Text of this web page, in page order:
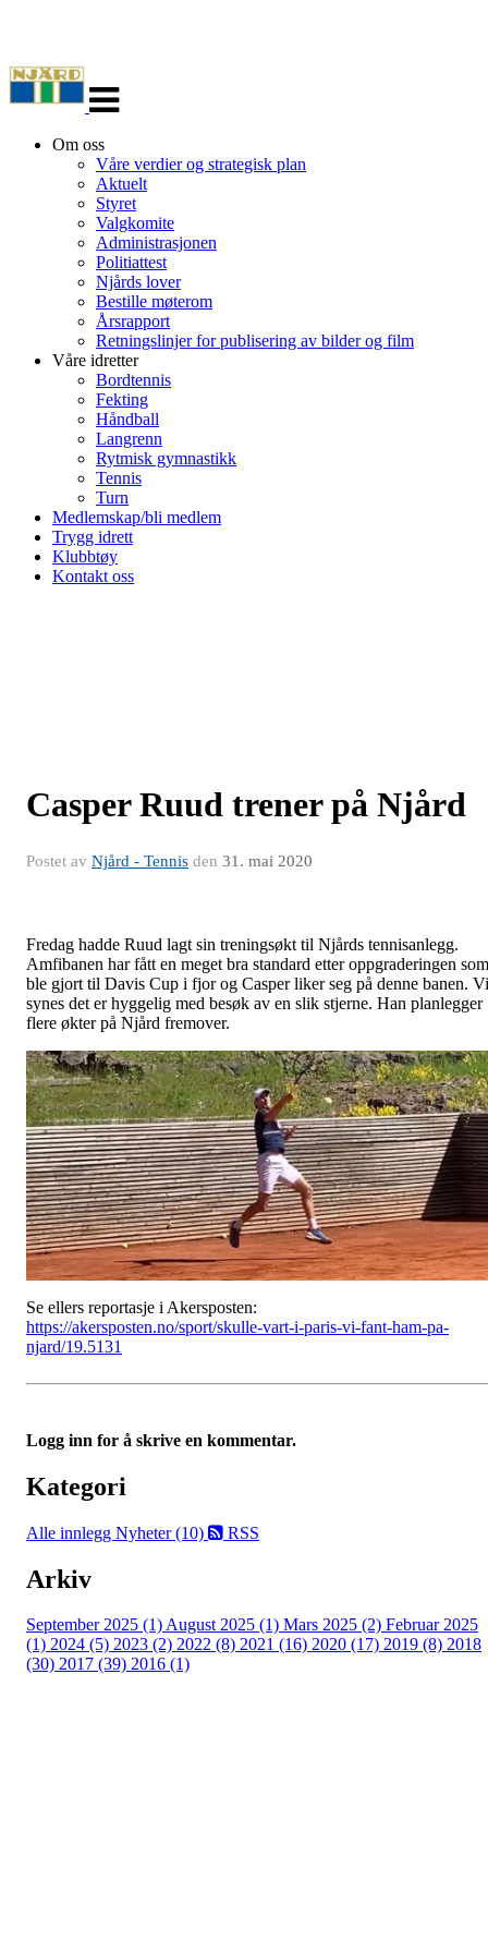
navigasjon
Om oss
Våre verdier og strategisk plan
Aktuelt
Styret
Valgkomite
Administrasjonen
Politiattest
Njårds lover
Bestille møterom
Årsrapport
Retningslinjer for publisering av bilder og film
Våre idretter
Bordtennis
Fekting
Håndball
Langrenn
Rytmisk gymnastikk
Tennis
Turn
Medlemskap/bli medlem
Trygg idrett
Klubbtøy
Kontakt oss
Casper Ruud trener på Njård
Postet av Njård - Tennis den 31. mai 2020
Fredag hadde Ruud lagt sin treningsøkt til Njårds tennisanlegg.
Amfibanen har fått en meget bra standard etter oppgraderingen som
ble gjort til Davis Cup i fjor og Casper liker seg på denne banen. Vi
synes det er hyggelig med besøk av en slik stjerne. Han planlegger
flere økter på Njård fremover.
Se ellers reportasje i Akersposten:
https://akersposten.no/sport/skulle-vart-i-paris-vi-fant-ham-pa-
njard/19.5131
Logg inn for å skrive en kommentar.
Kategori
Alle innlegg Nyheter (10) RSS
Arkiv
September 2025 (1)August 2025 (1) Mars 2025 (2) Februar 2025
(1) 2024 (5) 2023 (2) 2022 (8) 2021 (16) 2020 (17) 2019 (8) 2018
(30) 2017 (39) 2016 (1)